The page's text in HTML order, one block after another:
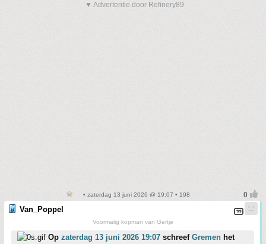
▼ Advertentie door Refinery89
• zaterdag 13 juni 2026 @ 19:07 • 198
Van_Poppel
Voormalig kopman van Gertje
Op zaterdag 13 juni 2026 19:07 schreef Gremen het